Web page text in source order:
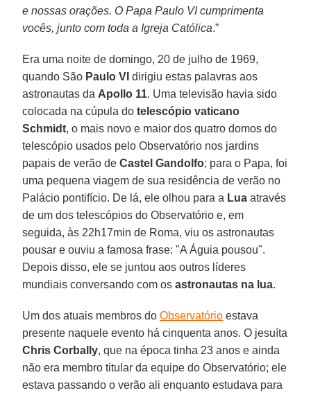
e nossas orações. O Papa Paulo VI cumprimenta
vocês, junto com toda a Igreja Católica.”
Era uma noite de domingo, 20 de julho de 1969,
quando São Paulo VI dirigiu estas palavras aos
astronautas da Apollo 11. Uma televisão havia sido
colocada na cúpula dotelescópio vaticano
Schmidt, o mais novo e maior dos quatro domos do
telescópio usados pelo Observatório nos jardins
papais de verão deCastel Gandolfo; para o Papa, foi
uma pequena viagem de sua residência de verão no
Palácio pontifício. De lá, ele olhou para a Lua através
de um dos telescópios do Observatório e, em
seguida, às 22h17min de Roma, viu os astronautas
pousar e ouviu a famosa frase: "A Águia pousou".
Depois disso, ele se juntou aos outros líderes
mundiais conversando com osastronautas na lua.
Um dos atuais membros doObservatório estava
presente naquele evento há cinquenta anos. O jesuíta
Chris Corbally, que na época tinha 23 anos e ainda
não era membro titular da equipe do Observatório; ele
estava passando o verão ali enquanto estudava para